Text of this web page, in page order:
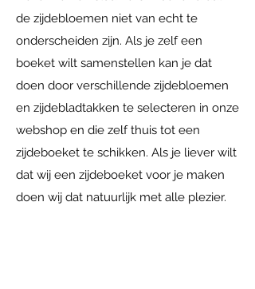
de zijdebloemen niet van echt te
onderscheiden zijn. Als je zelf een
boeket wilt samenstellen kan je dat
doen door verschillende zijdebloemen
en zijdebladtakken te selecteren in onze
webshop en die zelf thuis tot een
zijdeboeket te schikken. Als je liever wilt
dat wij een zijdeboeket voor je maken
doen wij dat natuurlijk met alle plezier.